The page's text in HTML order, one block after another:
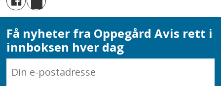
Få nyheter fra Oppegård Avis rett i
innboksen hver dag